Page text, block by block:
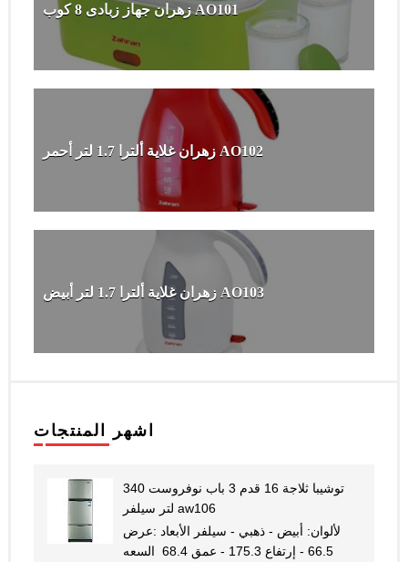
زهران جهاز زبادى 8 كوب AO101
زهران غلاية ألترا 1.7 لتر أحمر AO102
زهران غلاية ألترا 1.7 لتر أبيض AO103
اشهر المنتجات
توشيبا ثلاجة 16 قدم 3 باب نوفروست 340
لتر سيلفر aw106
لألوان: أبيض - ذهبي - سيلفر الأبعاد :عرض
66.5 - إرتفاع 175.3 - عمق 68.4 السعه